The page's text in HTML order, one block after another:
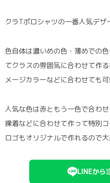
クラTポロシャツの一番人気デザ
色自体は濃いめの色・薄めでの
てクラスの雰囲気に合わせて作
メージカラーなどに合わせても
人気な色は赤ともう一色で合わ
操着などに合わせて作って特別
ロゴもオリジナルで作れるので
LINEから